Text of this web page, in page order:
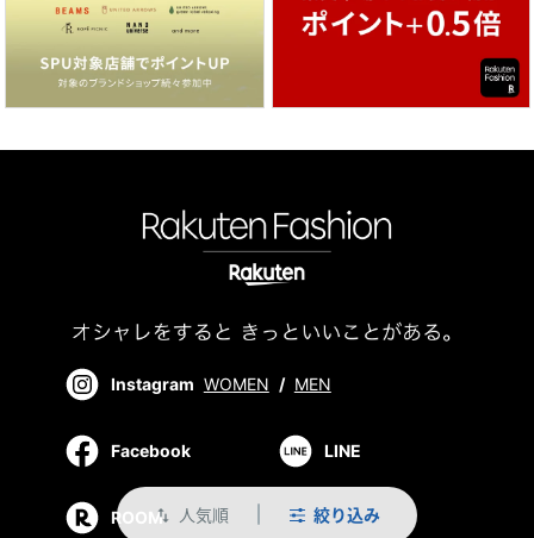
swap_vert 人気順 絞り込み
Instagram WOMEN / MEN
Facebook LINE
ROOM